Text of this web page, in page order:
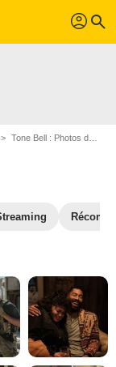
profil search
Tone Bell : Photos de ses films et séries